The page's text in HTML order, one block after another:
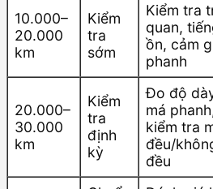
10.000–
20.000
km
Kiểm
tra
sớm
Kiểm tra
quan,
ồn, cảm
phanh
20.000–
30.000
km
Kiểm
tra
định
kỳ
Đo độ
má
kiểm tra
đều/
đều